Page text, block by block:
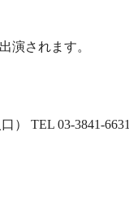
演されます。
） TEL 03-3841-6631